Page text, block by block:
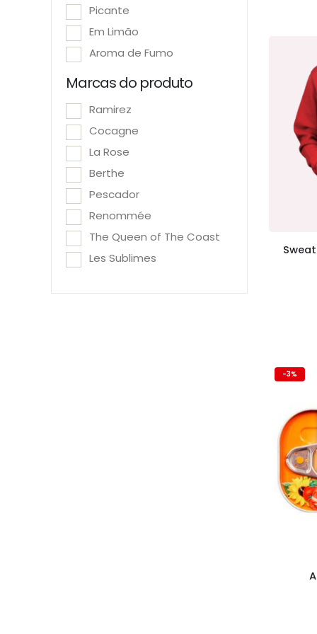
-3%
Picante
Em Limão
Aroma de Fumo
Marcas do produto
Ramirez
Cocagne
La Rose
Berthe
Pescador
Renommée
The Queen of The Coast
Les Sublimes